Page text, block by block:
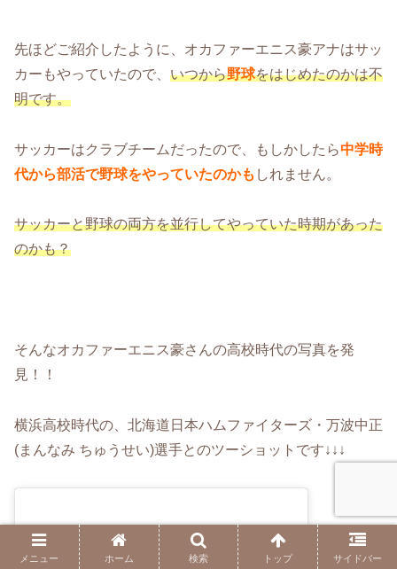
先ほどご紹介したように、オカファーエニス豪アナはサッ
カーもやっていたので、 いつから野球をはじめたのかは不
明です。
サッカーはクラブチームだったので、もしかしたら中学時
代から部活で野球をやっていたのかも しれません。
サッカーと野球の両方を並行してやっていた時期があった
のかも？
そんなオカファーエニス豪さんの高校時代の写真を発
見！！
横浜高校時代の、北海道日本ハムファイターズ・万波中正
(まんなみ ちゅうせい)選手とのツーショットです↓↓↓
メニュー ホーム 検索 トップ サイドバー